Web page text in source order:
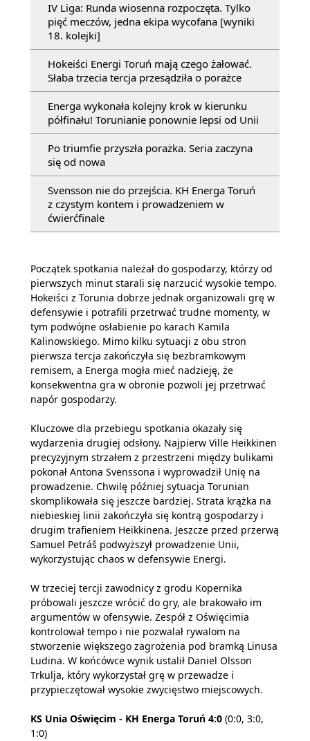
IV Liga: Runda wiosenna rozpoczęta. Tylko
pięć meczów, jedna ekipa wycofana [wyniki
18. kolejki]
Hokeiści Energi Toruń mają czego żałować.
Słaba trzecia tercja przesądziła o porażce
Energa wykonała kolejny krok w kierunku
półfinału! Torunianie ponownie lepsi od Unii
Po triumfie przyszła porażka. Seria zaczyna
się od nowa
Svensson nie do przejścia. KH Energa Toruń
z czystym kontem i prowadzeniem w
ćwierćfinale
Początek spotkania należał do gospodarzy, którzy od
pierwszych minut starali się narzucić wysokie tempo.
Hokeiści z Torunia dobrze jednak organizowali grę w
defensywie i potrafili przetrwać trudne momenty, w
tym podwójne osłabienie po karach Kamila
Kalinowskiego. Mimo kilku sytuacji z obu stron
pierwsza tercja zakończyła się bezbramkowym
remisem, a Energa mogła mieć nadzieję, że
konsekwentna gra w obronie pozwoli jej przetrwać
napór gospodarzy.
Kluczowe dla przebiegu spotkania okazały się
wydarzenia drugiej odsłony. Najpierw Ville Heikkinen
precyzyjnym strzałem z przestrzeni między bulikami
pokonał Antona Svenssona i wyprowadził Unię na
prowadzenie. Chwilę później sytuacja Torunian
skomplikowała się jeszcze bardziej. Strata krążka na
niebieskiej linii zakończyła się kontrą gospodarzy i
drugim trafieniem Heikkinena. Jeszcze przed przerwą
Samuel Petráš podwyższył prowadzenie Unii,
wykorzystując chaos w defensywie Energi.
W trzeciej tercji zawodnicy z grodu Kopernika
próbowali jeszcze wrócić do gry, ale brakowało im
argumentów w ofensywie. Zespół z Oświęcimia
kontrolował tempo i nie pozwalał rywalom na
stworzenie większego zagrożenia pod bramką Linusa
Ludina. W końcówce wynik ustalił Daniel Olsson
Trkulja, który wykorzystał grę w przewadze i
przypieczętował wysokie zwycięstwo miejscowych.
KS Unia Oświęcim - KH Energa Toruń 4:0 (0:0, 3:0,
1:0)